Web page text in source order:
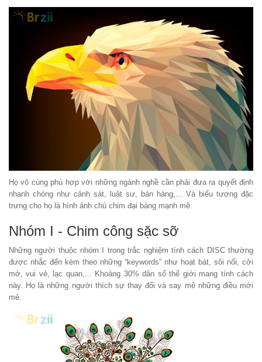
Họ vô cùng phù hợp với những ngành nghề cần phải đưa ra quyết định
nhanh chóng như cảnh sát, luật sư, bán hàng,... Và biểu tượng đặc
trưng cho họ là hình ảnh chú chim đại bàng mạnh mẽ.
Nhóm I - Chim công sặc sỡ
Những người thuộc nhóm I trong trắc nghiệm tính cách DISC thường
được nhắc đến kèm theo những “keywords” như hoạt bát, sôi nổi, cởi
mở, vui vẻ, lạc quan,... Khoảng 30% dân số thế giới mang tính cách
này. Họ là những người thích sự thay đổi và say mê những điều mới
mẻ.